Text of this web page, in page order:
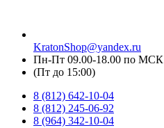
KratonShop@yandex.ru
Пн-Пт 09.00-18.00 по МСК
(Пт до 15:00)
8 (812) 642-10-04
8 (812) 245-06-92
8 (964) 342-10-04